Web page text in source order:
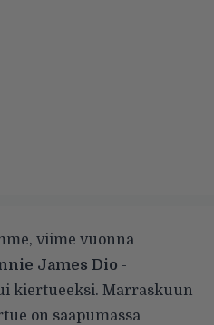
, viime vuonna
James Dio -
kiertueeksi. Marraskuun
on saapumassa